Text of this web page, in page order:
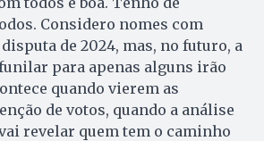
Considero nomes com
de 2024, mas, no futuro, a
para apenas alguns irão
quando vierem as
de votos, quando a análise
revelar quem tem o caminho